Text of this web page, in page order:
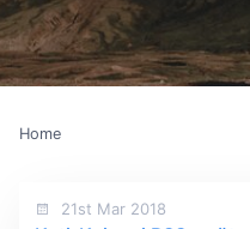
Home
21st Mar 2018